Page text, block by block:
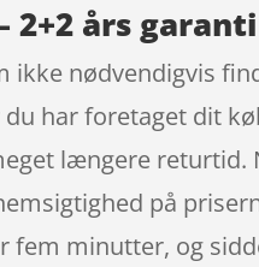
2+2 års
nødvendigvis
har foretaget dit
længere returtid.
på
fem minutter, og